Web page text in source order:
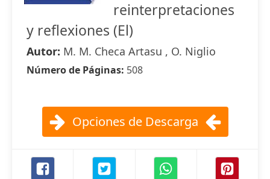
reinterpretaciones
y reflexiones (El)
Autor: M. M. Checa Artasu , O. Niglio
Número de Páginas: 508
Opciones de Descarga